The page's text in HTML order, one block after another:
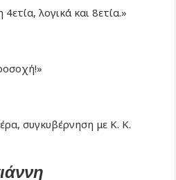
λογικά και 8ετία.»
συγκυβέρνηση με Κ. Κ.